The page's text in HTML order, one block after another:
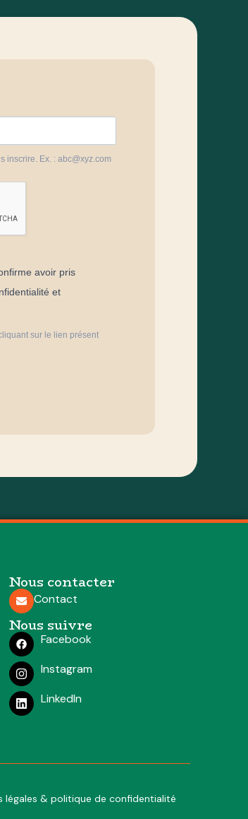
inscrire. Ex. : abc@xyz.com
avoir pris
et
sur le lien présent
Nous contacter
Contact
Nous suivre
Facebook
Instagram
LinkedIn
légales & politique de confidentialité